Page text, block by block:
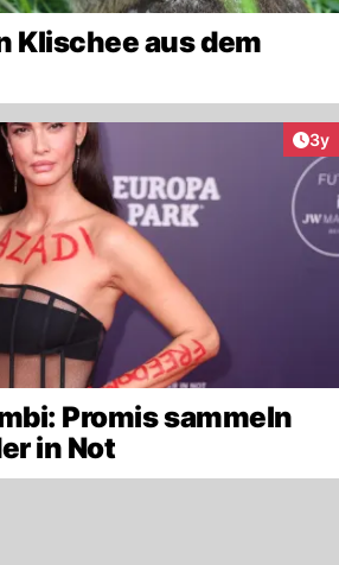
Klischee aus dem
3y
Promis sammeln
in Not